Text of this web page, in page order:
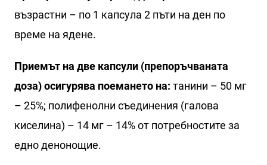
възрастни – по 1 капсула 2 пъти на ден по
време на ядене.
Приемът на две капсули (препоръчваната
доза) осигурява поемането на: танини – 50 мг
– 25%; полифенолни съединения (галова
киселина) – 14 мг – 14% от потребностите за
едно денонощие.